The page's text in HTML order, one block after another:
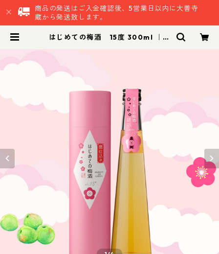
商品の発送はご入金確認後、5営業日以内に大善寺
蔵から発送致します。
はじめての梅酒 15度 300ml ｜贈